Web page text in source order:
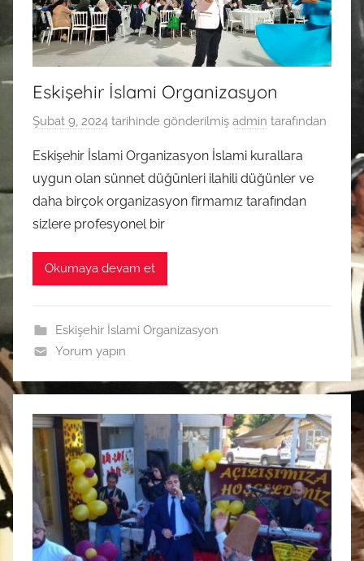
Eskişehir İslami Organizasyon
Şubat 9, 2024 tarihinde gönderilmiş admin tarafından
Eskişehir İslami Organizasyon İslami kurallara
uygun olan sünnet düğünleri ilahili düğünler ve
daha birçok organizasyon firmamız tarafından
sizlere profesyonel bir
Okumaya devam et
Eskişehir İslami Organizasyon
Yorum yapın